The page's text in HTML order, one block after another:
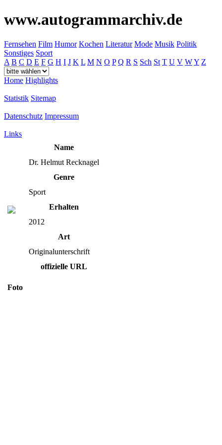
www.autogrammarchiv.de
Fernsehen Film Humor Kochen Literatur Mode Musik Politik
Sonstiges Sport
A B C D E F G H I J K L M N O P Q R S Sch St T U V WY Z
Home Highlights
Statistik Sitemap
Datenschutz Impressum
Links
Name
Dr. Helmut Recknagel
Genre
Sport
Erhalten
2012
Art
Originalunterschrift
offizielle URL
Foto